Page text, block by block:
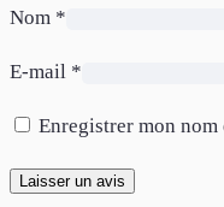
Nom *
E-mail *
Enregistrer mon